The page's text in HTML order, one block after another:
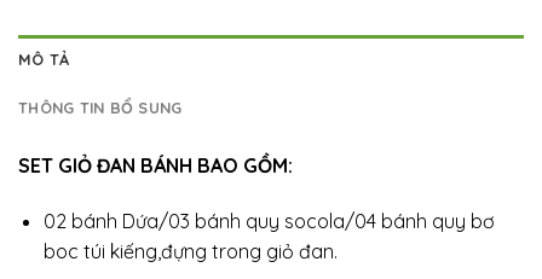
MÔ TẢ
THÔNG TIN BỔ SUNG
SET GIỎ ĐAN BÁNH BAO GỒM:
02 bánh Dứa/03 bánh quy socola/04 bánh quy bơ
boc túi kiếng,đựng trong giỏ đan.